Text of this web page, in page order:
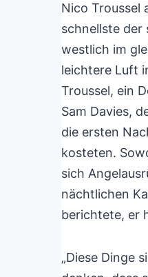
Nico Troussel
schnellste der
westlich im
leichtere Luft
Troussel, ein
Sam Davies,
die ersten
kosteten.
sich
nächtlichen
berichtete, er
„Diese Dinge